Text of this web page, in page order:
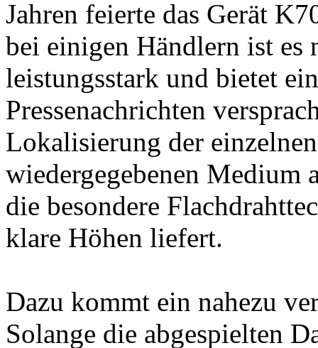
Jahren feierte das Gerät
bei einigen Händlern ist
leistungsstark und bietet
Pressenachrichten
Lokalisierung der
wiedergegebenen Medium
die besondere
klare Höhen liefert.
Dazu kommt ein nahezu
Solange die abgespielten